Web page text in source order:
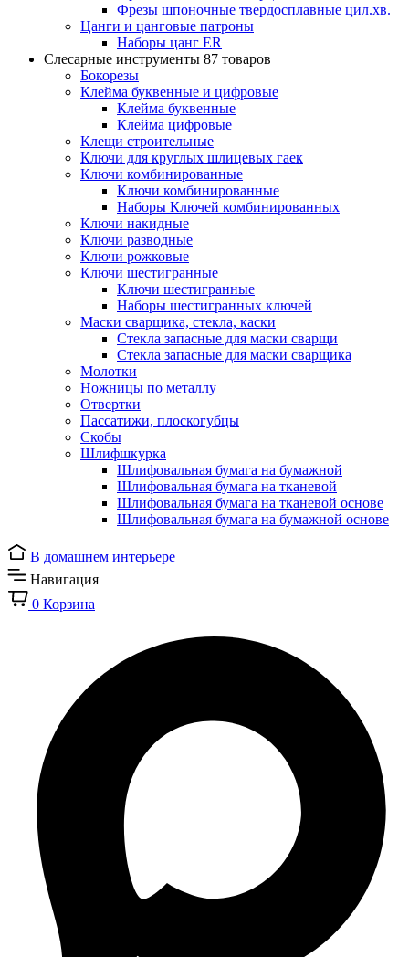
Фрезы шпоночные твердосплавные цил.хв.
Цанги и цанговые патроны
Наборы цанг ER
Слесарные инструменты 87 товаров
Бокорезы
Клейма буквенные и цифровые
Клейма буквенные
Клейма цифровые
Клещи строительные
Ключи для круглых шлицевых гаек
Ключи комбинированные
Ключи комбинированные
Наборы Ключей комбинированных
Ключи накидные
Ключи разводные
Ключи рожковые
Ключи шестигранные
Ключи шестигранные
Наборы шестигранных ключей
Маски сварщика, стекла, каски
Стекла запасные для маски сварщи
Стекла запасные для маски сварщика
Молотки
Ножницы по металлу
Отвертки
Пассатижи, плоскогубцы
Скобы
Шлифшкурка
Шлифовальная бумага на бумажной
Шлифовальная бумага на тканевой
Шлифовальная бумага на тканевой основе
Шлифовальная бумага на бумажной основе
В домашнем интерьере
Навигация
0 Корзина